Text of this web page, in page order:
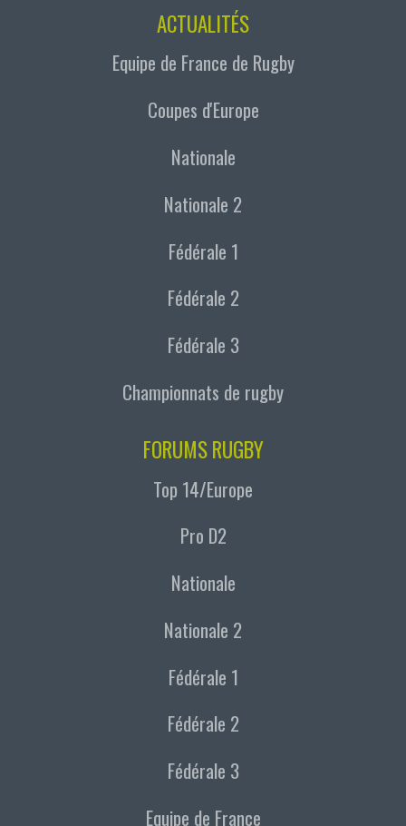
ACTUALITÉS
Equipe de France de Rugby
Coupes d'Europe
Nationale
Nationale 2
Fédérale 1
Fédérale 2
Fédérale 3
Championnats de rugby
FORUMS RUGBY
Top 14/Europe
Pro D2
Nationale
Nationale 2
Fédérale 1
Fédérale 2
Fédérale 3
Equipe de France